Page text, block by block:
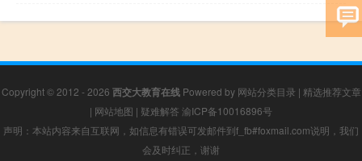
Copyright © 2012 - 2026 西交大教育在线Powered by 网站分类目录 | 精选推荐文章
| 网站地图 | 疑难解答 渝ICP备10016896号
声明：本站内容来自互联网，如信息有错误可发邮件到f_fb#foxmail.com说明，我们
会及时纠正，谢谢